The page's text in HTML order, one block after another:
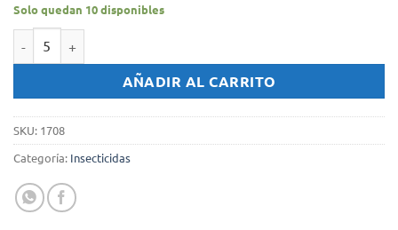
Solo quedan 10 disponibles
Tabletas Raid x 12 Unid. cantidadAÑADIR AL CARRITO
SKU: 1708
Categoría: Insecticidas